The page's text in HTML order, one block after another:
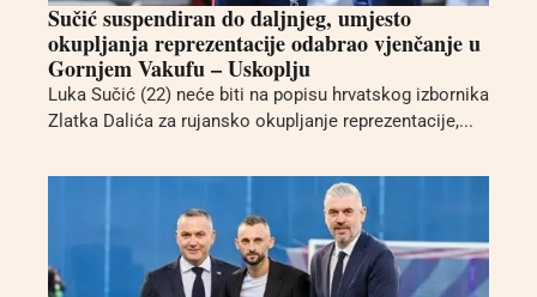
Sučić suspendiran do daljnjeg, umjesto
okupljanja reprezentacije odabrao vjenčanje u
Gornjem Vakufu – Uskoplju
Luka Sučić (22) neće biti na popisu hrvatskog izbornika
Zlatka Dalića za rujansko okupljanje reprezentacije,...